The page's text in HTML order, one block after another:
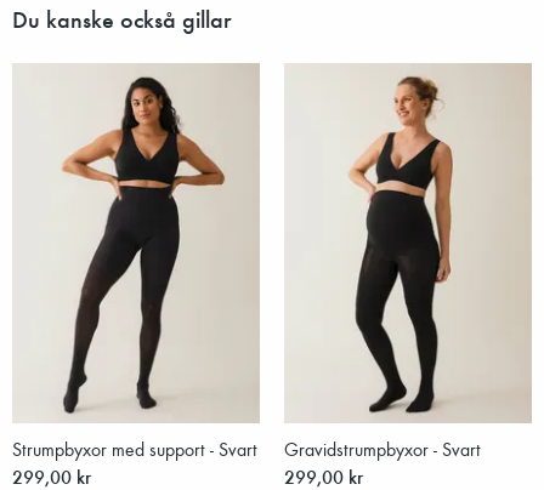
Du kanske också gillar
Strumpbyxor med support - Svart
299,00 kr
Gravidstrumpbyxor - Svart
299,00 kr